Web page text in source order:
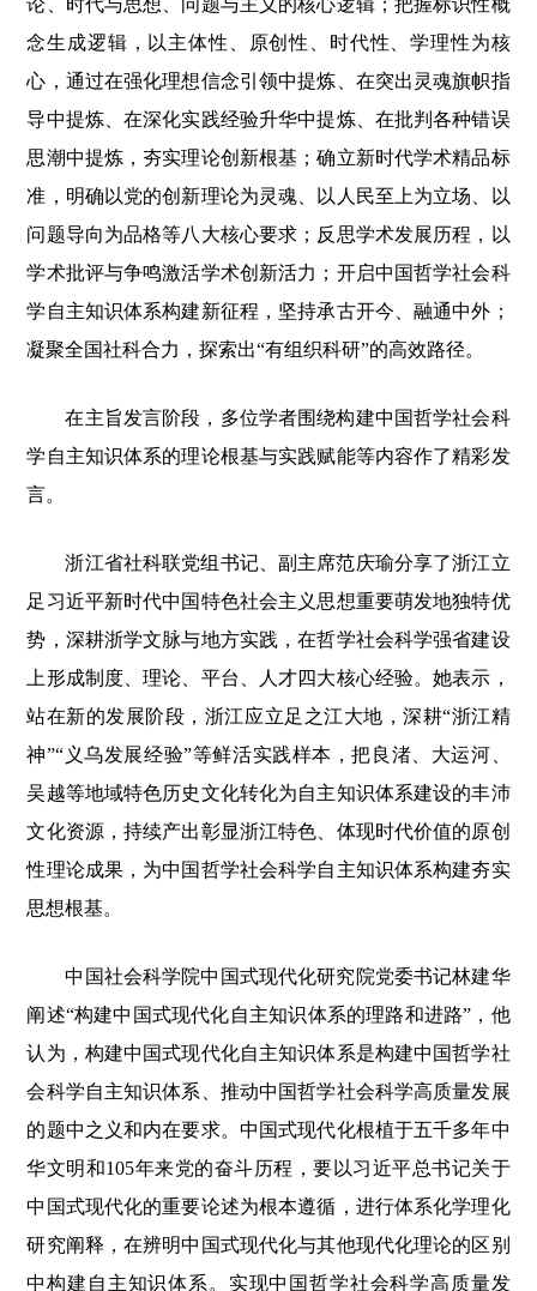
念生成逻辑，以主体性、原创性、时代性、学理性为核
心，通过在强化理想信念引领中提炼、在突出灵魂旗帜指
导中提炼、在深化实践经验升华中提炼、在批判各种错误
思潮中提炼，夯实理论创新根基；确立新时代学术精品标
准，明确以党的创新理论为灵魂、以人民至上为立场、以
问题导向为品格等八大核心要求；反思学术发展历程，以
学术批评与争鸣激活学术创新活力；开启中国哲学社会科
学自主知识体系构建新征程，坚持承古开今、融通中外；
凝聚全国社科合力，探索出“有组织科研”的高效路径。
在主旨发言阶段，多位学者围绕构建中国哲学社会科
学自主知识体系的理论根基与实践赋能等内容作了精彩发
言。
浙江省社科联党组书记、副主席范庆瑜分享了浙江立
足习近平新时代中国特色社会主义思想重要萌发地独特优
势，深耕浙学文脉与地方实践，在哲学社会科学强省建设
上形成制度、理论、平台、人才四大核心经验。她表示，
站在新的发展阶段，浙江应立足之江大地，深耕“浙江精
神”“义乌发展经验”等鲜活实践样本，把良渚、大运河、
吴越等地域特色历史文化转化为自主知识体系建设的丰沛
文化资源，持续产出彰显浙江特色、体现时代价值的原创
性理论成果，为中国哲学社会科学自主知识体系构建夯实
思想根基。
中国社会科学院中国式现代化研究院党委书记林建华
阐述“构建中国式现代化自主知识体系的理路和进路”，他
认为，构建中国式现代化自主知识体系是构建中国哲学社
会科学自主知识体系、推动中国哲学社会科学高质量发展
的题中之义和内在要求。中国式现代化根植于五千多年中
华文明和105年来党的奋斗历程，要以习近平总书记关于
中国式现代化的重要论述为根本遵循，进行体系化学理化
研究阐释，在辨明中国式现代化与其他现代化理论的区别
中构建自主知识体系。实现中国哲学社会科学高质量发